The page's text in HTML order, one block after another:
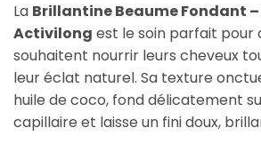
La Brillantine Beaume Fondant –
Activilong est le soin parfait pour
souhaitent nourrir leurs cheveux
leur éclat naturel. Sa texture
huile de coco, fond délicatement
capillaire et laisse un fini doux,